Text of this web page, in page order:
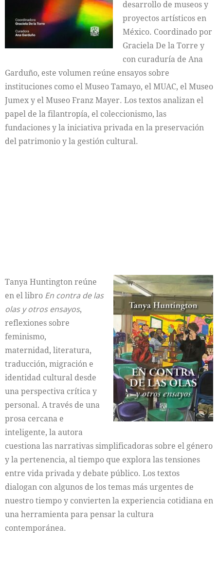
desarrollo de museos y
proyectos artísticos en
México. Coordinado por
Graciela De la Torre y
con curaduría de Ana
Garduño, este volumen reúne ensayos sobre
instituciones como el Museo Tamayo, el MUAC, el Museo
Jumex y el Museo Franz Mayer. Los textos analizan el
papel de la filantropía, el coleccionismo, las
fundaciones y la iniciativa privada en la preservación
del patrimonio y la gestión cultural.
Tanya Huntington reúne
en el libro En contra de las
olas y otros ensayos,
reflexiones sobre
feminismo,
maternidad, literatura,
traducción, migración e
identidad cultural desde
una perspectiva crítica y
personal. A través de una
prosa cercana e
inteligente, la autora
cuestiona las narrativas simplificadoras sobre el género
y la pertenencia, al tiempo que explora las tensiones
entre vida privada y debate público. Los textos
dialogan con algunos de los temas más urgentes de
nuestro tiempo y convierten la experiencia cotidiana en
una herramienta para pensar la cultura
contemporánea.